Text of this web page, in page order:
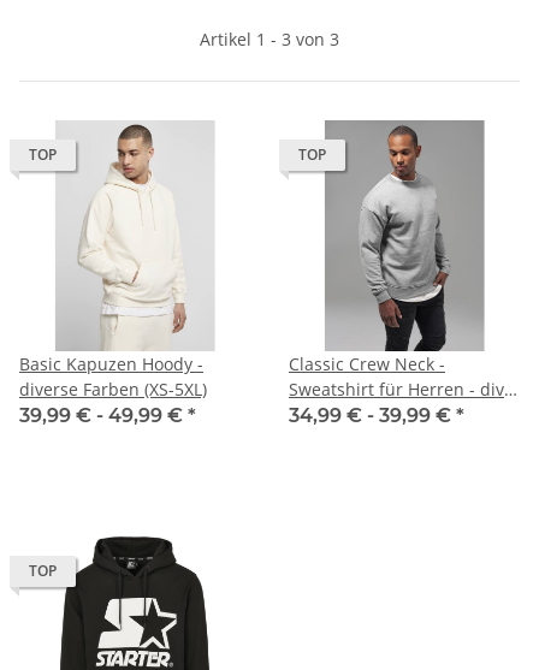
Artikel 1 - 3 von 3
TOP
Basic Kapuzen Hoody -
diverse Farben (XS-5XL)
39,99 € - 49,99 € *
TOP
Classic Crew Neck -
Sweatshirt für Herren - div.
Farben (XS-5XL)
34,99 € - 39,99 € *
TOP